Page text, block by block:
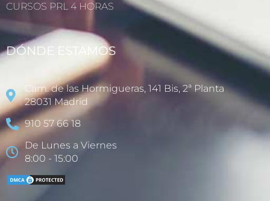
CURSOS PRL 4 HORAS
DÓNDE ESTAMOS
Cam. de las Hormigueras, 141 Bis, 2ª Planta
28031 Madrid
910 57 66 18
De Lunes a Viernes
8:00 - 15:00